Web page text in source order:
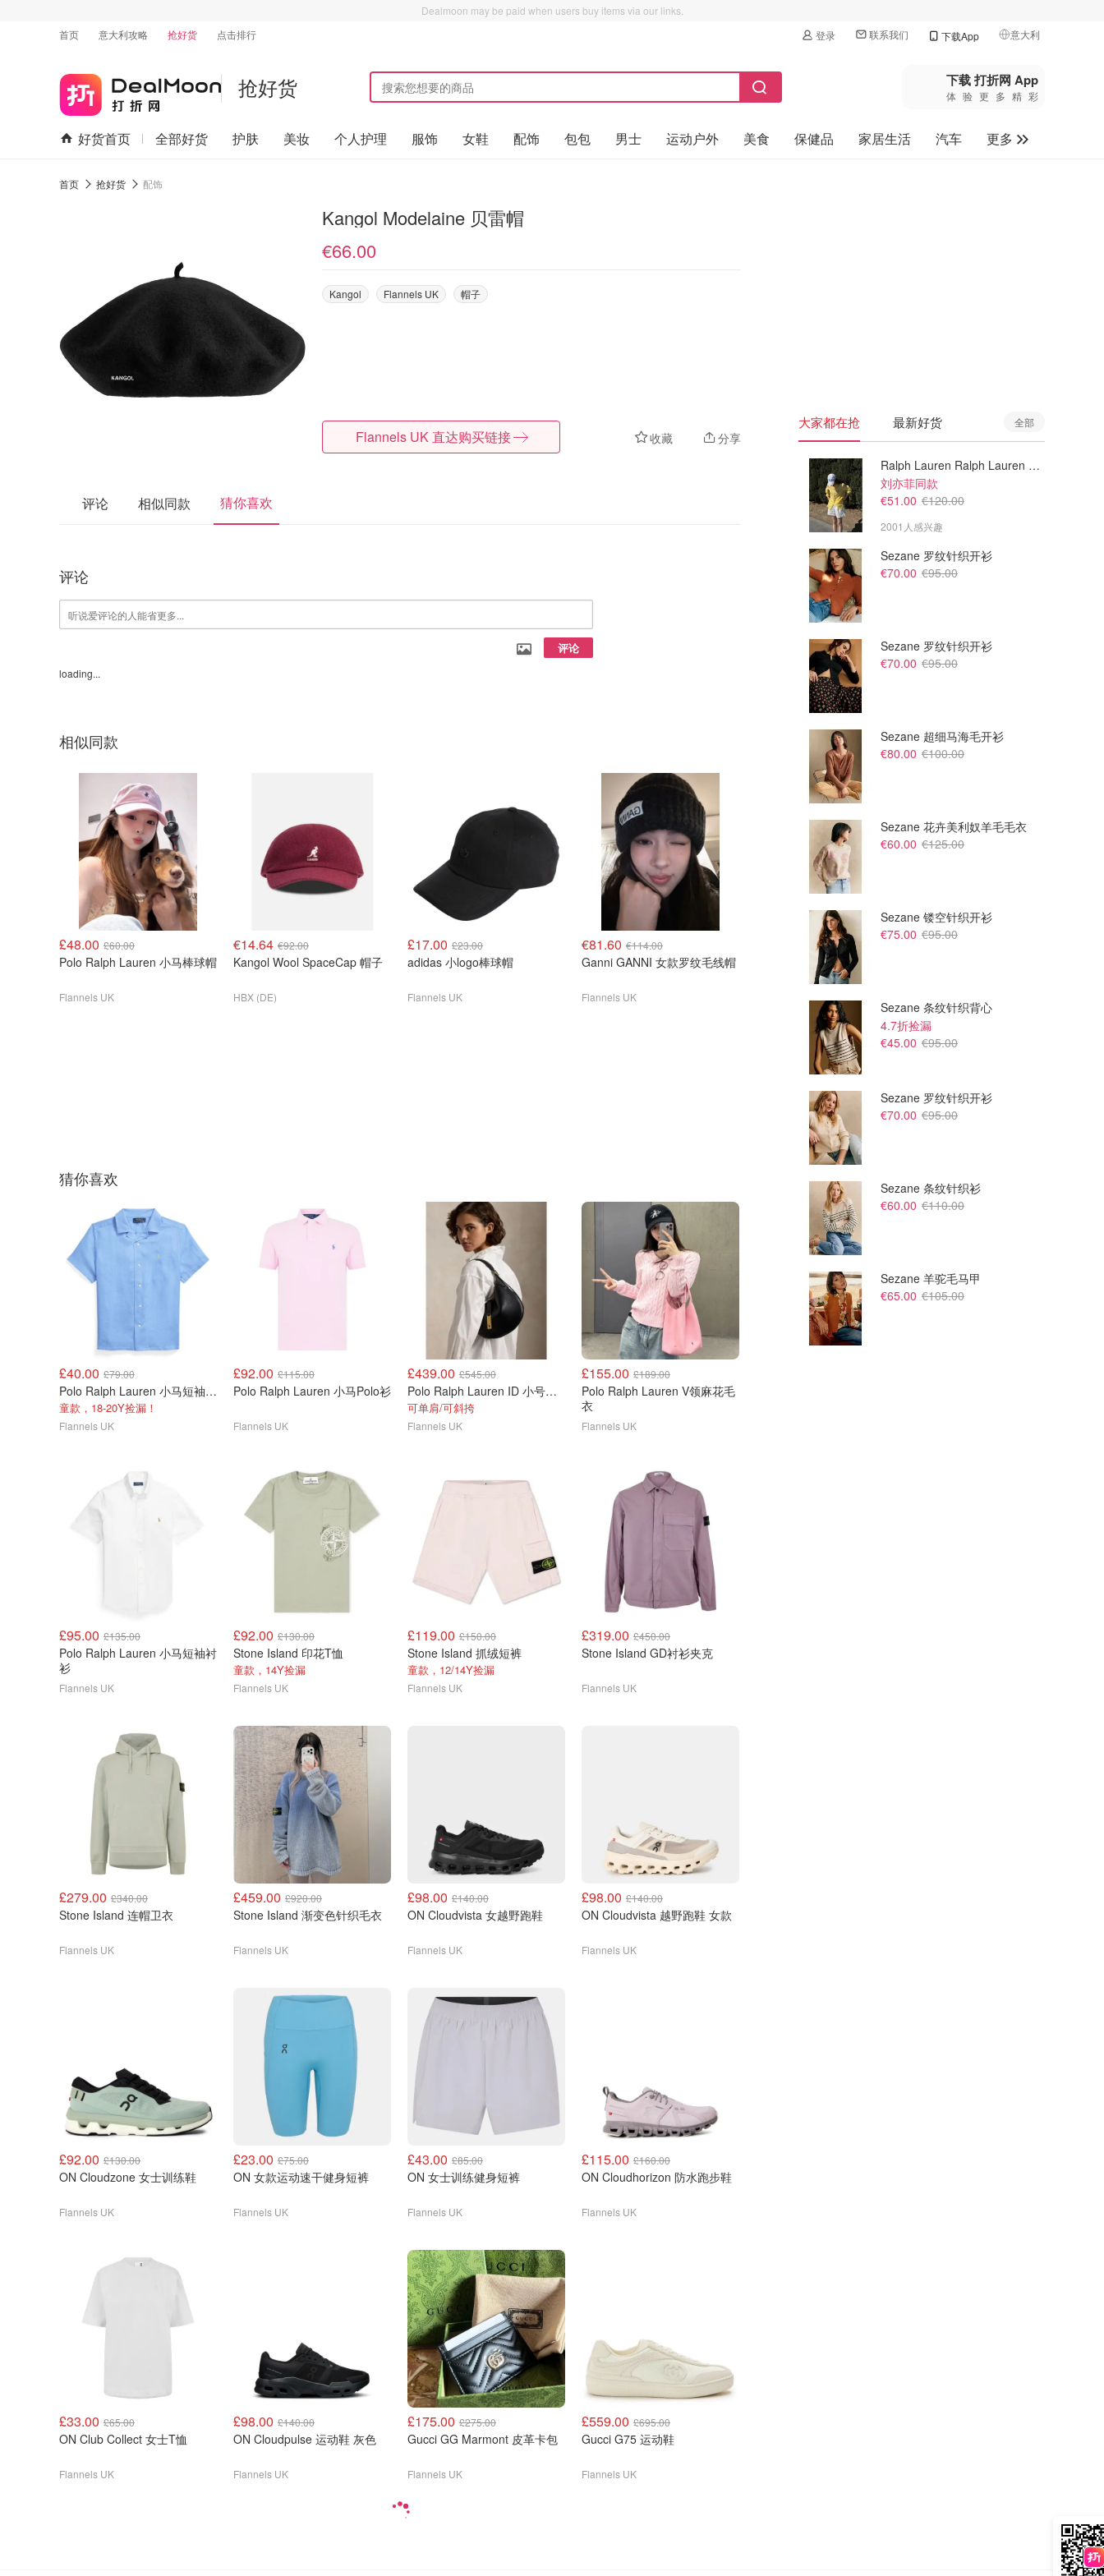
Dealmoon may be paid when users buy items via our links.
首页
意大利攻略 抢好货 点击排行 登录 联系我们 下载App 意大利
🇺🇸美国
🇨🇳中国
🇨🇦加拿大
抢好货 下载 打折网 App
体验更多精彩
好货首页 全部好货 护肤 美妆 个人护理 服饰 女鞋 配饰 包包 男士 运动户外 美食 保健品 家居生活 汽车
更多
首页 抢好货 配饰
Kangol Modelaine 贝雷帽
€66.00
Kangol Flannels UK 帽子
收藏 分享
Flannels UK 直达购买链接
评论 相似同款 猜你喜欢
评论
评论
loading...
相似同款
£48.00 £60.00
Polo Ralph Lauren 小马棒球帽
Flannels UK
€14.64 €92.00
Kangol Wool SpaceCap 帽子
HBX (DE)
£17.00 £23.00
adidas 小logo棒球帽
Flannels UK
€81.60 €114.00
Ganni GANNI 女款罗纹毛线帽
Flannels UK
Vivienne Westwood 小土星针
£165.00
猜你喜欢
£40.00 £79.00
Polo Ralph Lauren 小马短袖衬衫
童款，18-20Y捡漏！
Flannels UK
£92.00 £115.00
Polo Ralph Lauren 小马Polo衫
Flannels UK
£439.00 £545.00
Polo Ralph Lauren ID 小号单肩包
可单肩/可斜挎
Flannels UK
£155.00 £189.00
Polo Ralph Lauren V领麻花毛
衣
Flannels UK
£95.00 £135.00
Polo Ralph Lauren 小马短袖衬
衫
Flannels UK
£92.00 £130.00
Stone Island 印花T恤
童款，14Y捡漏
Flannels UK
£119.00 £150.00
Stone Island 抓绒短裤
童款，12/14Y捡漏
Flannels UK
£319.00 £450.00
Stone Island GD衬衫夹克
Flannels UK
£279.00 £340.00
Stone Island 连帽卫衣
Flannels UK
£459.00 £920.00
Stone Island 渐变色针织毛衣
Flannels UK
£98.00 £140.00
ON Cloudvista 女越野跑鞋
Flannels UK
£98.00 £140.00
ON Cloudvista 越野跑鞋 女款
Flannels UK
£92.00 £130.00
ON Cloudzone 女士训练鞋
Flannels UK
£23.00 £75.00
ON 女款运动速干健身短裤
Flannels UK
£43.00 £85.00
ON 女士训练健身短裤
Flannels UK
£115.00 £160.00
ON Cloudhorizon 防水跑步鞋
Flannels UK
£33.00 £65.00
ON Club Collect 女士T恤
Flannels UK
£98.00 £140.00
ON Cloudpulse 运动鞋 灰色
Flannels UK
£175.00 £275.00
Gucci GG Marmont 皮革卡包
Flannels UK
£559.00 £695.00
Gucci G75 运动鞋
Flannels UK
大家都在抢 最新好货 全部
Ralph Lauren Ralph Lauren 男童亚麻衬衫
刘亦菲同款
€51.00 €120.00
2001人感兴趣
Sezane 罗纹针织开衫
€70.00 €95.00
Sezane 罗纹针织开衫
€70.00 €95.00
Sezane 超细马海毛开衫
€80.00 €100.00
Sezane 花卉美利奴羊毛毛衣
€60.00 €125.00
Sezane 镂空针织开衫
€75.00 €95.00
Sezane 条纹针织背心
4.7折捡漏
€45.00 €95.00
Sezane 罗纹针织开衫
€70.00 €95.00
Sezane 条纹针织衫
€60.00 €110.00
Sezane 羊驼毛马甲
€65.00 €105.00